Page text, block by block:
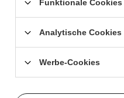
Funktionale
Analytische Cookies
Werbe-Cookies